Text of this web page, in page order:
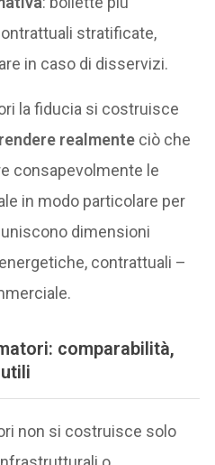
stratificate,
in caso di disservizi.
la fiducia si costruisce
realmente ciò che
consapevolmente le
in modo particolare per
dimensioni
contrattuali –
comparabilità,
non si costruisce solo